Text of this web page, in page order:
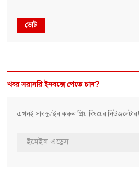
ভোট
খবর সরাসরি ইনবক্সে পেতে চান?
এখনই সাবস্ক্রাইব করুন প্রিয় বিষয়ের নিউজলেটার!